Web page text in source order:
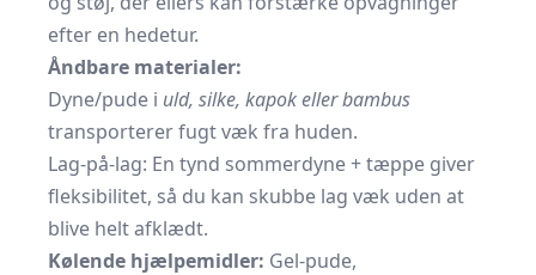
efter en hedetur.
Åndbare materialer:
Dyne/pude i uld, silke, kapok eller bambus
transporterer fugt væk fra huden.
Lag-på-lag: En tynd sommerdyne + tæppe giver
fleksibilitet, så du kan skubbe lag væk uden at
blive helt afklædt.
Kølende hjælpemidler: Gel-pude,